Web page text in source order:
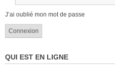
J’ai oublié mon mot de passe
QUI EST EN LIGNE